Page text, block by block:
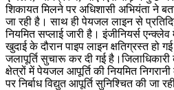
शिकायत मिलने पर अधिशासी अभियंता ने
जा रही है। साथ ही पेयजल लाइन से
नियमित सप्लाई जारी है। इंजीनियर्स
खुदाई के दौरान पाइप लाइन क्षतिग्रस्त हो
जलापूर्ति सुचारू कर दी गई
क्षेत्रों में पेयजल आपूर्ति की नियमित
पर निर्बाध विद्युत आपूर्ति सुनिश्चित की जा